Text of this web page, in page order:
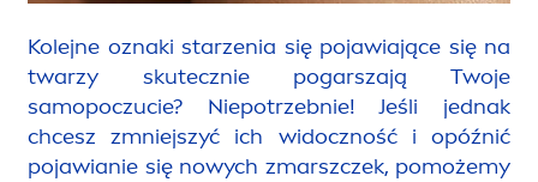
Kolejne oznaki starzenia się pojawiające się na
twarzy skutecznie pogarszają Twoje
samopoczucie? Niepotrzebnie! Jeśli jednak
chcesz zmniejszyć ich widoczność i opóźnić
pojawianie się nowych zmarszczek, pomożemy